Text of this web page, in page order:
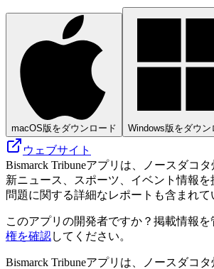
macOS版をダウンロード Windows版をダウン
ウェブサイト
Bismarck Tribuneアプリは、ノースダコ
新ニュース、スポーツ、イベント情報
問題に関する詳細なレポートも含まれて
このアプリの開発者ですか？掲載情報を
権を確認してください。
Bismarck Tribuneアプリは、ノースダコ